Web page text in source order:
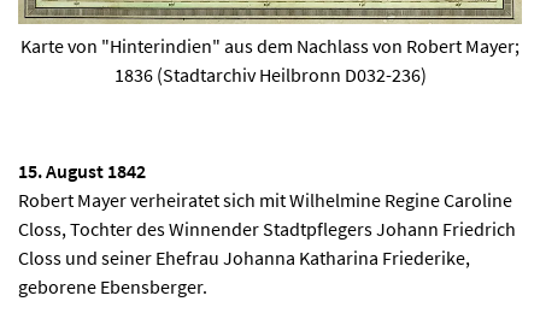
Karte von "Hinterindien" aus dem Nachlass von Robert Mayer;
1836 (Stadtarchiv Heilbronn D032-236)
15. August 1842
Robert Mayer verheiratet sich mit Wilhelmine Regine Caroline
Closs, Tochter des Winnender Stadtpflegers Johann Friedrich
Closs und seiner Ehefrau Johanna Katharina Friederike,
geborene Ebensberger.